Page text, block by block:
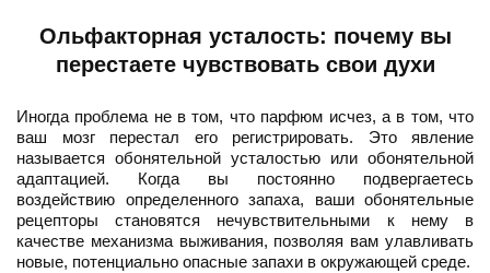
Ольфакторная усталость: почему вы
перестаете чувствовать свои духи
Иногда проблема не в том, что парфюм исчез, а в том, что
ваш мозг перестал его регистрировать. Это явление
называется обонятельной усталостью или обонятельной
адаптацией. Когда вы постоянно подвергаетесь
воздействию определенного запаха, ваши обонятельные
рецепторы становятся нечувствительными к нему в
качестве механизма выживания, позволяя вам улавливать
новые, потенциально опасные запахи в окружающей среде.